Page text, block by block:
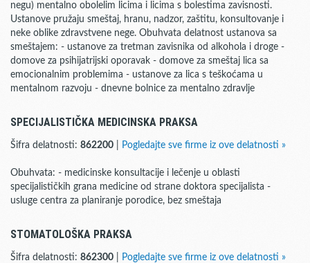
negu) mentalno obolelim licima i licima s bolestima zavisnosti.
Ustanove pružaju smeštaj, hranu, nadzor, zaštitu, konsultovanje i
neke oblike zdravstvene nege. Obuhvata delatnost ustanova sa
smeštajem: - ustanove za tretman zavisnika od alkohola i droge -
domove za psihijatrijski oporavak - domove za smeštaj lica sa
emocionalnim problemima - ustanove za lica s teškoćama u
mentalnom razvoju - dnevne bolnice za mentalno zdravlje
SPECIJALISTIČKA MEDICINSKA PRAKSA
Šifra delatnosti: 862200 Pogledajte sve firme iz ove delatnosti »
Obuhvata: - medicinske konsultacije i lečenje u oblasti
specijalističkih grana medicine od strane doktora specijalista -
usluge centra za planiranje porodice, bez smeštaja
STOMATOLOŠKA PRAKSA
Šifra delatnosti: 862300 Pogledajte sve firme iz ove delatnosti »